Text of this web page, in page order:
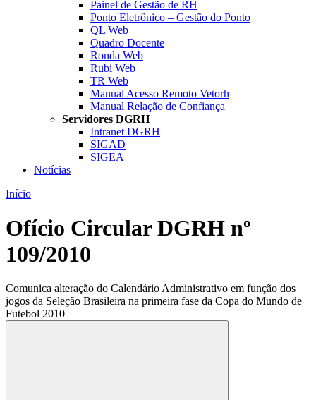
Painel de Gestão de RH
Ponto Eletrônico – Gestão do Ponto
QL Web
Quadro Docente
Ronda Web
Rubi Web
TR Web
Manual Acesso Remoto Vetorh
Manual Relação de Confiança
Servidores DGRH
Intranet DGRH
SIGAD
SIGEA
Notícias
Início
Ofício Circular DGRH nº
109/2010
Comunica alteração do Calendário Administrativo em função dos
jogos da Seleção Brasileira na primeira fase da Copa do Mundo de
Futebol 2010